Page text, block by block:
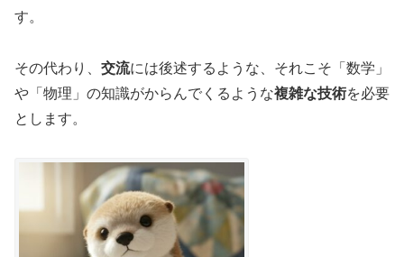
す。
その代わり、 交流には後述するような、それこそ「数学」
や「物理」の知識がからんでくるような複雑な技術を必要
とします。